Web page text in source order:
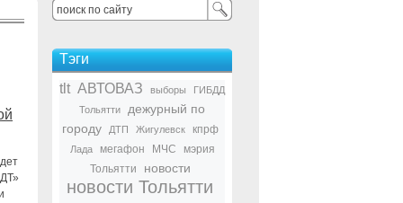
Тэги
tlt АВТОВАЗ выборы
ГИБДД
Тольятти
дежурный по
городу
ДТП Жигулевск кпрф
Лада мегафон МЧС
мэрия
Тольятти
новости
новости Тольятти